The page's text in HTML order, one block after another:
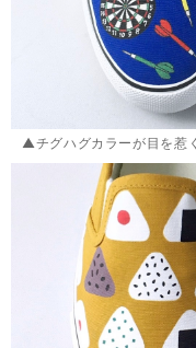
▲チグハグカラーが目を惹